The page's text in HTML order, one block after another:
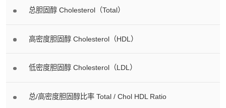
总胆固醇 Cholesterol（Total）
高密度胆固醇 Cholesterol（HDL）
低密度胆固醇 Cholesterol（LDL）
总/高密度胆固醇比率 Total / Chol HDL Ratio